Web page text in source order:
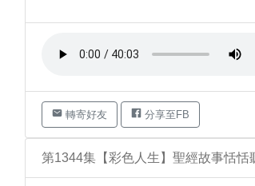
轉寄好友 分享至FB
第1344集【彩色人生】聖經故事恬